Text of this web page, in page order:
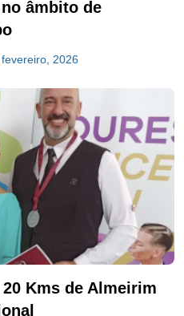
âmbito de
2026
Kms de Almeirim